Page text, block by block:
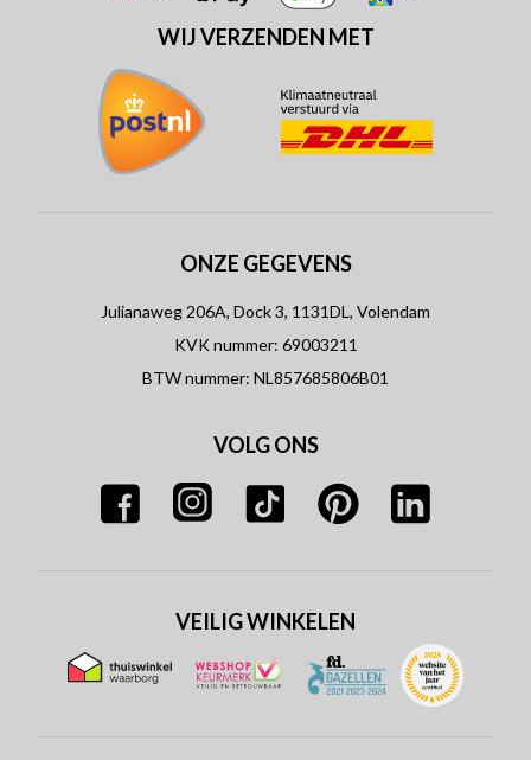
WIJ VERZENDEN MET
ONZE GEGEVENS
Julianaweg 206A, Dock 3, 1131DL, Volendam
KVK nummer: 69003211
BTW nummer: NL857685806B01
VOLG ONS
VEILIG WINKELEN